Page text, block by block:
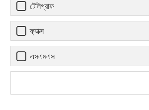
টেলিগ্রাফ
ফ্যাক্স
এসএমএস